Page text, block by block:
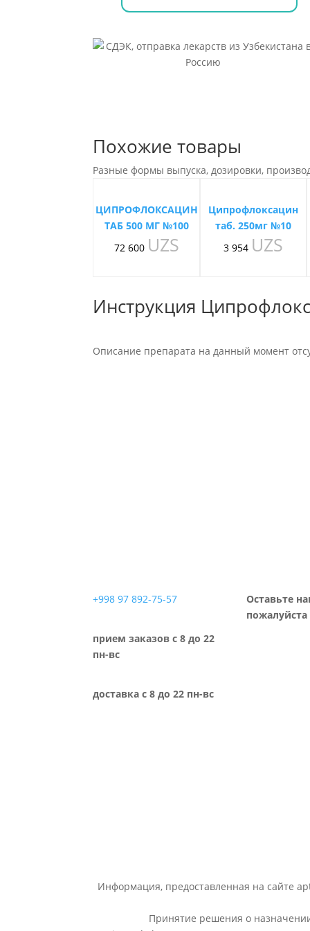
Похожие товары
Разные формы выпуска, дозировки,
ЦИПРОФЛОКСАЦИН
ТАБ 500 МГ №100
72 600 UZS
Ципрофлоксацин
таб. 250мг №10
3 954 UZS
Инструкция
Описание препарата на данный момент
+998 97 892-75-57
прием заказов с 8 до 22
пн-вс
доставка с 8 до 22 пн-вс
Оставьте
пожалуйста
Информация, предоставленная на сайте
Принятие решения о